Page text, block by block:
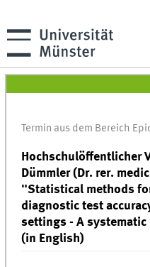
Termin aus dem Bereich
Hochschulöffentlicher
Dümmler (Dr. rer.
"Statistical methods
diagnostic test
settings - A
(in English)